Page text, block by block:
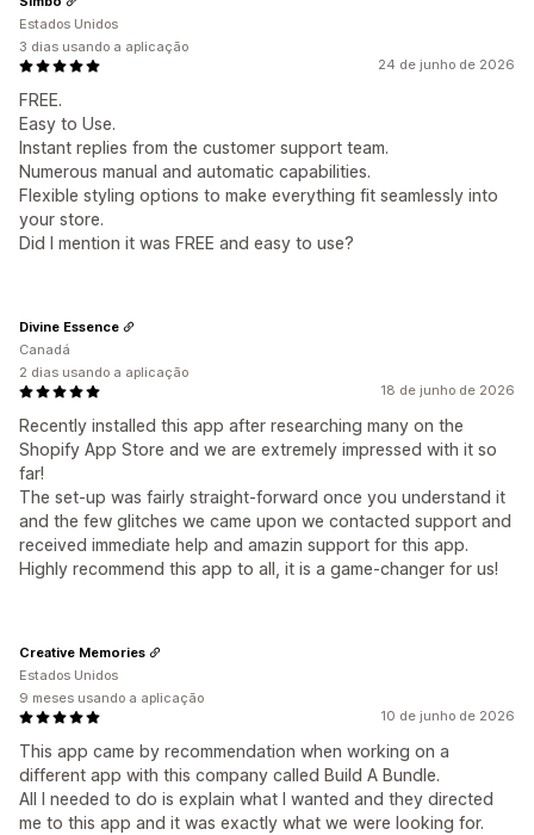
24 de junho de 2026
FREE.
Easy to Use.
Instant replies from the customer support team.
Numerous manual and automatic capabilities.
Flexible styling options to make everything fit seamlessly into
your store.
Did I mention it was FREE and easy to use?
Estados Unidos
3 dias usando a aplicação
18 de junho de 2026
Recently installed this app after researching many on the
Shopify App Store and we are extremely impressed with it so
far!
The set-up was fairly straight-forward once you understand it
and the few glitches we came upon we contacted support and
received immediate help and amazin support for this app.
Highly recommend this app to all, it is a game-changer for us!
Divine Essence
Canadá
2 dias usando a aplicação
10 de junho de 2026
This app came by recommendation when working on a
different app with this company called Build A Bundle.
All I needed to do is explain what I wanted and they directed
me to this app and it was exactly what we were looking for.
Creative Memories
Estados Unidos
9 meses usando a aplicação